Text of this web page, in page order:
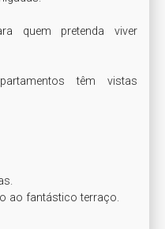
quem pretenda viver
têm vistas
ao fantástico terraço.